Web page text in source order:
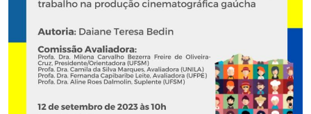
Secretaria-Geral